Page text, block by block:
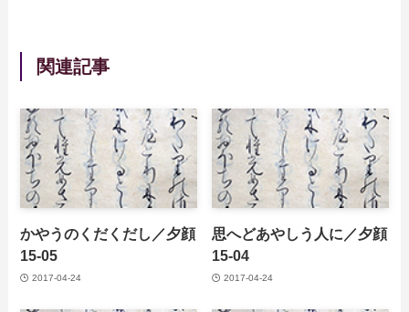
関連記事
かやうのくだくだし／夕顔
15-05
2017-04-24
思へどあやしう人に／夕顔
15-04
2017-04-24